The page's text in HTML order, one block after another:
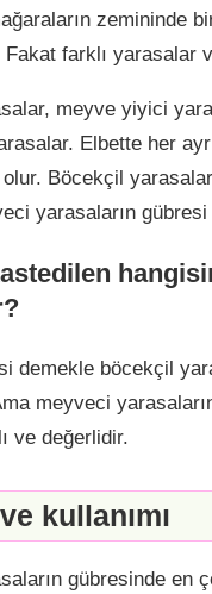
zemininde
farklı yarasalar
meyve yiyici
Elbette her
Böcekçil
yarasaların
demekle böcekçil
meyveci
ve değerlidir.
kullanımı
gübresinde en